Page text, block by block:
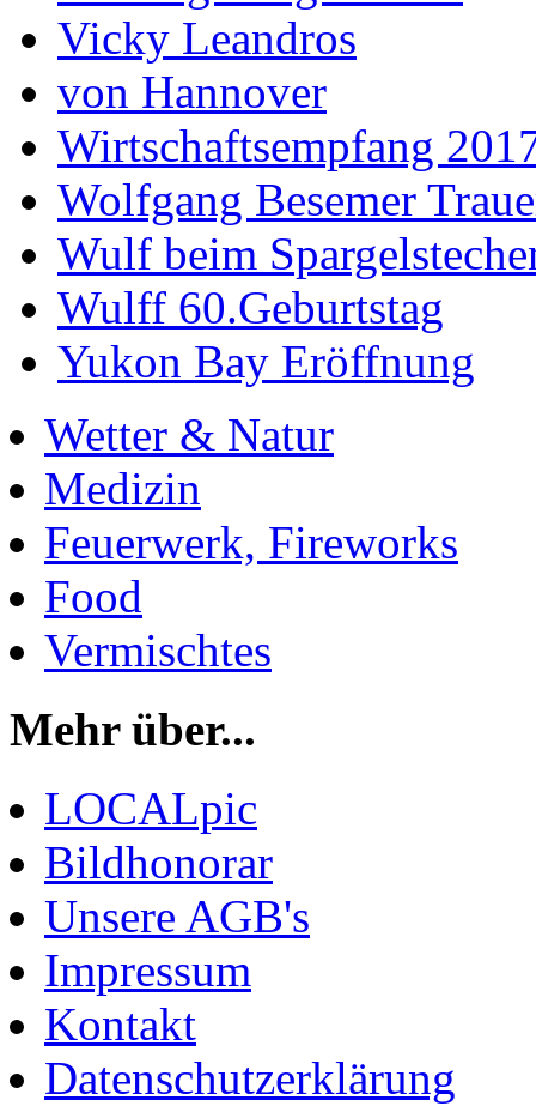
Vicky Leandros
von Hannover
Wirtschaftsempfang
Wolfgang Besemer
Wulf beim
Wulff 60.Geburtstag
Yukon Bay Eröffnung
Wetter & Natur
Medizin
Feuerwerk, Fireworks
Food
Vermischtes
Mehr über...
LOCALpic
Bildhonorar
Unsere AGB's
Impressum
Kontakt
Datenschutzerklärung